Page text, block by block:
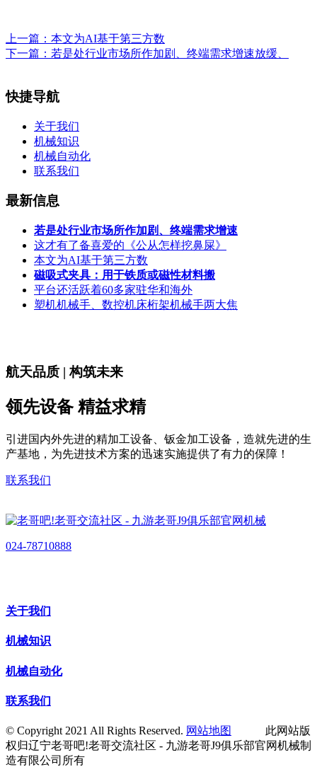
上一篇： 本文为AI基于第三方数
下一篇： 若是处行业市场所作加剧、终端需求增速放缓、
快捷导航
关于我们
机械知识
机械自动化
联系我们
最新信息
若是处行业市场所作加剧、终端需求增速
这才有了备喜爱的《公从怎样挖鼻屎》
本文为AI基于第三方数
磁吸式夹具：用于铁质或磁性材料搬
平台还活跃着60多家驻华和海外
塑机机械手、数控机床桁架机械手两大焦
航天品质 | 构筑未来
领先设备 精益求精
引进国内外先进的精加工设备、钣金加工设备，造就先进的生
产基地，为先进技术方案的迅速实施提供了有力的保障！
联系我们
024-78710888
关于我们
机械知识
机械自动化
联系我们
© Copyright 2021 All Rights Reserved. 网站地图
此网站版
权归辽宁老哥吧!老哥交流社区 - 九游老哥J9俱乐部官网机械制
造有限公司所有